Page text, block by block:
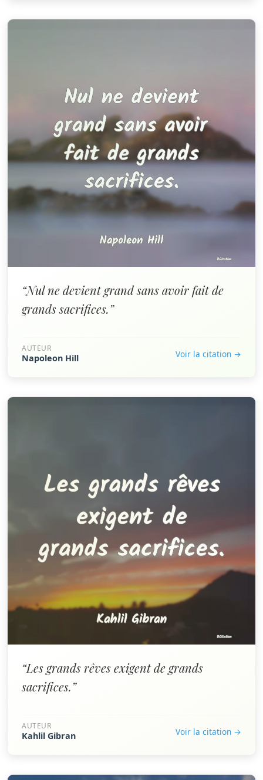
“Nul ne devient grand sans avoir fait de
grands sacrifices.”
AUTEUR
Napoleon Hill Voir la citation →
“Les grands rêves exigent de grands
sacrifices.”
AUTEUR
Kahlil Gibran Voir la citation →